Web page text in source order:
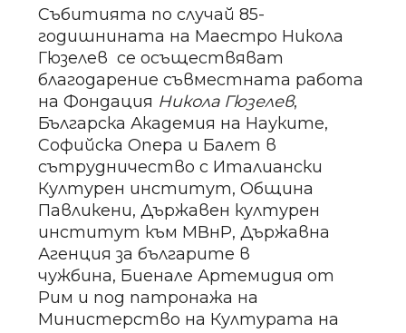
Събитията по случай 85-
годишнината на Маестро Никола
Гюзелев се осъществяват
благодарение съвместната работа
на Фондация Никола Гюзелев,
Българска Академия на Науките,
Софийска Опера и Балет в
сътрудничество с Италиански
Културен институт, Община
Павликени, Държавен културен
институт към МВнР, Държавна
Агенция за българите в
чужбина, Биенале Артемидия от
Рим и под патронажа на
Министерство на Културата на